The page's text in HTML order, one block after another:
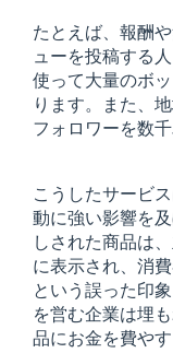
たとえば、報酬
ューを投稿する
使って大量のボ
ります。また、
フォロワーを数
こうしたサービ
動に強い影響を
しされた商品は
に表示され、消
という誤った印
を営む企業は埋
品にお金を費や